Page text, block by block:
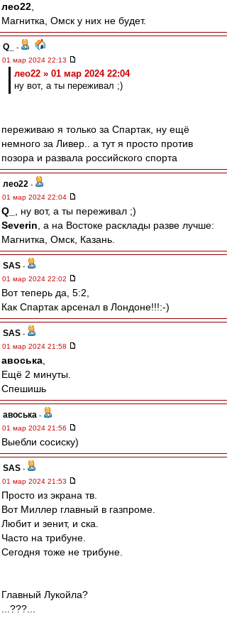
лео22
Магнитка, Омск у них не будет.
Q_
-
01 мар 2024 22:13
лео22 » 01 мар 2024 22:04
ну вот, а ты переживал ;)
переживаю я только за Спартак, ну ещё
немного за Ливер.. а тут я просто против
позора и развала российского спорта
лео22 -
01 мар 2024 22:04
Q_
, ну вот, а ты переживал ;)
Severin , а на Востоке расклады разве лучше:
Магнитка, Омск, Казань.
SAS -
01 мар 2024 22:02
Вот теперь да, 5:2,
Как Спартак арсенал в Лондоне!!!:-)
SAS -
01 мар 2024 21:58
авоська
Ещё 2 минуты.
Спешишь
авоська -
01 мар 2024 21:56
Выебли сосиску)
SAS -
01 мар 2024 21:53
Просто из экрана тв.
Вот Миллер главный в газпроме.
Любит и зенит, и ска.
Часто на трибуне.
Сегодня тоже не трибуне.
Главный Лукойла?
...???...